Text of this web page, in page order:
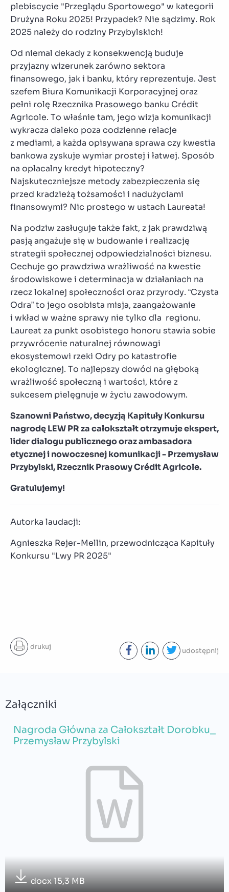
plebiscycie "Przeglądu Sportowego" w kategorii
Drużyna Roku 2025! Przypadek? Nie sądzimy. Rok
2025 należy do rodziny Przybylskich!
Od niemal dekady z konsekwencją buduje
przyjazny wizerunek zarówno sektora
finansowego, jak i banku, który reprezentuje. Jest
szefem Biura Komunikacji Korporacyjnej oraz
pełni rolę Rzecznika Prasowego banku Crédit
Agricole. To właśnie tam, jego wizja komunikacji
wykracza daleko poza codzienne relacje
z mediami, a każda opisywana sprawa czy kwestia
bankowa zyskuje wymiar prostej i łatwej. Sposób
na opłacalny kredyt hipoteczny?
Najskuteczniejsze metody zabezpieczenia się
przed kradzieżą tożsamości i nadużyciami
finansowymi? Nic prostego w ustach Laureata!
Na podziw zasługuje także fakt, z jak prawdziwą
pasją angażuje się w budowanie i realizację
strategii społecznej odpowiedzialności biznesu.
Cechuje go prawdziwa wrażliwość na kwestie
środowiskowe i determinacja w działaniach na
rzecz lokalnej społeczności oraz przyrody. “Czysta
Odra” to jego osobista misja, zaangażowanie
i wkład w ważne sprawy nie tylko dla regionu.
Laureat za punkt osobistego honoru stawia sobie
przywrócenie naturalnej równowagi
ekosystemowi rzeki Odry po katastrofie
ekologicznej. To najlepszy dowód na głęboką
wrażliwość społeczną i wartości, które z
sukcesem pielęgnuje w życiu zawodowym.
Szanowni Państwo, decyzją Kapituły Konkursu
nagrodę LEW PR za całokształt otrzymuje ekspert,
lider dialogu publicznego oraz ambasadora
etycznej i nowoczesnej komunikacji - Przemysław
Przybylski, Rzecznik Prasowy Crédit Agricole.
Gratulujemy!
Autorka laudacji:
Agnieszka Rejer-Mellin, przewodnicząca Kapituły
Konkursu "Lwy PR 2025"
drukuj udostępnij
Załączniki
Nagroda Główna za Całokształt Dorobku_
Przemysław Przybylski
docx 15,3 MB